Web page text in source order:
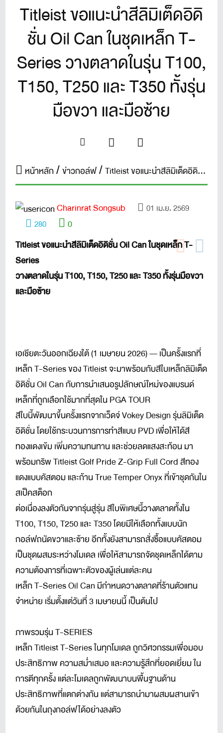
Titleist ขอแนะนำสีลิมิเต็ดอิดิ
ชั่น Oil Can ในชุดเหล็ก T-
Series วางตลาดในรุ่น T100,
T150, T250 และ T350 ทั้งรุ่น
มือขวา และมือซ้าย
หน้าหลัก ข่าวกอล์ฟ Titleist ขอแนะนำสีลิมิเต็ดอิดิชั่น Oil Can ในชุดเหล็ก T-Series วางตลาดในรุ่น T100, T150, T250 และ T350 ทั้งรุ่นมือขวา และมือซ้าย
Charinrat Songsub
01 เม.ย. 2569
280
0
Titleist ขอแนะนำสีลิมิเต็ดอิดิชั่น Oil Can ในชุดเหล็ก T-
Series
วางตลาดในรุ่น T100, T150, T250 และ T350 ทั้งรุ่นมือขวา
และมือซ้าย
เอเชียตะวันออกเฉียงใต้ (1 เมษายน 2026) — เป็นครั้งแรกที่
เหล็ก T-Series ของ Titleist จะมาพร้อมกับสีใบเหล็กลิมิเต็ด
อิดิชั่น Oil Can กับการนำเสนอรูปลักษณ์ใหม่ของแบรนด์
เหล็กที่ถูกเลือกใช้มากที่สุดใน PGA TOUR
สีใบนี้พัฒนาขึ้นครั้งแรกจากเว็ดจ์ Vokey Design รุ่นลิมิเต็ด
อิดิชั่น โดยใช้กระบวนการการทำสีแบบ PVD เพื่อให้ได้สี
ทองแดงเข้ม เพิ่มความทนทาน และช่วยลดแสงสะท้อน มา
พร้อมกริพ Titleist Golf Pride Z-Grip Full Cord สีทอง
แดงแบบคัสตอม และก้าน True Temper Onyx ที่เข้าชุดกันใน
สเป็คสต็อก
ต่อเนื่องลงตัวกันจากรุ่นสู่รุ่น สีใบพิเศษนี้วางตลาดทั้งใน
T100, T150, T250 และ T350 โดยมีให้เลือกทั้งแบบนัก
กอล์ฟถนัดขวาและซ้าย อีกทั้งยังสามารถสั่งซื้อแบบคัสตอม
เป็นชุดผสมระหว่างโมเดล เพื่อให้สามารถจัดชุดเหล็กได้ตาม
ความต้องการที่เฉพาะตัวของผู้เล่นแต่ละคน
เหล็ก T-Series Oil Can มีกำหนดวางตลาดที่ร้านตัวแทน
จำหน่าย เริ่มตั้งแต่วันที่ 3 เมษายนนี้ เป็นต้นไป
ภาพรวมรุ่น T-SERIES
เหล็ก Titleist T-Series ในทุกโมเดล ถูกวิศวกรรมเพื่อมอบ
ประสิทธิภาพ ความสม่ำเสมอ และความรู้สึกที่ยอดเยี่ยม ใน
การตีทุกครั้ง แต่ละโมเดลถูกพัฒนาบนพื้นฐานด้าน
ประสิทธิภาพที่แตกต่างกัน แต่สามารถนำมาผสมผสานเข้า
ด้วยกันในถุงกอล์ฟได้อย่างลงตัว